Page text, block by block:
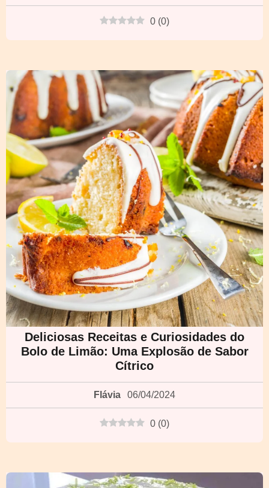
0 (0)
Deliciosas Receitas e Curiosidades do
Bolo de Limão: Uma Explosão de Sabor
Cítrico
Flávia 06/04/2024
0 (0)